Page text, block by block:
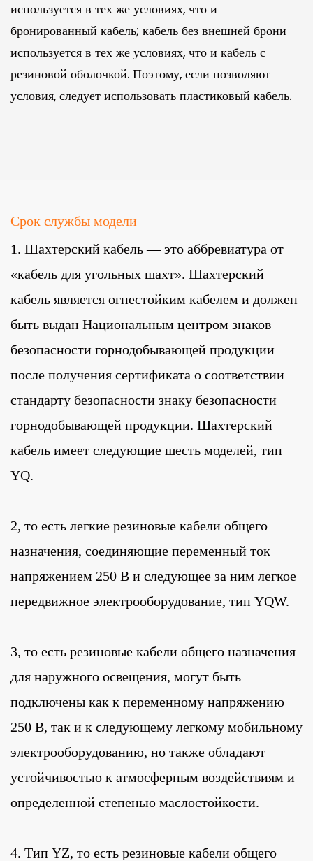
используется в тех же условиях, что и
бронированный кабель; кабель без внешней брони
используется в тех же условиях, что и кабель с
резиновой оболочкой. Поэтому, если позволяют
условия, следует использовать пластиковый кабель.
Срок службы модели
1. Шахтерский кабель — это аббревиатура от
«кабель для угольных шахт». Шахтерский
кабель является огнестойким кабелем и должен
быть выдан Национальным центром знаков
безопасности горнодобывающей продукции
после получения сертификата о соответствии
стандарту безопасности знаку безопасности
горнодобывающей продукции. Шахтерский
кабель имеет следующие шесть моделей, тип
YQ.
2, то есть легкие резиновые кабели общего
назначения, соединяющие переменный ток
напряжением 250 В и следующее за ним легкое
передвижное электрооборудование, тип YQW.
3, то есть резиновые кабели общего назначения
для наружного освещения, могут быть
подключены как к переменному напряжению
250 В, так и к следующему легкому мобильному
электрооборудованию, но также обладают
устойчивостью к атмосферным воздействиям и
определенной степенью маслостойкости.
4. Тип YZ, то есть резиновые кабели общего